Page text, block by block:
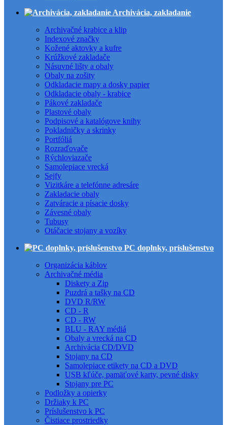
Archivácia, zakladanie
Archivačné krabice a klip
Indexové značky
Kožené aktovky a kufre
Krúžkové zakladače
Násuvné lišty a obaly
Obaly na zošity
Odkladacie mapy a dosky papier
Odkladacie obaly - krabice
Pákové zakladače
Plastové obaly
Podpisové a katalógove knihy
Pokladničky a skrinky
Portfóliá
Rozraďovače
Rýchloviazače
Samolepiace vrecká
Sejfy
Vizitkáre a telefónne adresáre
Zakladacie obaly
Zatváracie a písacie dosky
Závesné obaly
Tubusy
Otáčacie stojany a vozíky
PC doplnky, príslušenstvo
Organizácia káblov
Archivačné média
Diskety a Zip
Puzdrá a tašky na CD
DVD R/RW
CD - R
CD - RW
BLU - RAY médiá
Obaly a vrecká na CD
Archivácia CD/DVD
Stojany na CD
Samolepiace etikety na CD a DVD
USB kľúče, pamäťové karty, pevné disky
Stojany pre PC
Podložky a opierky
Držiaky k PC
Príslušenstvo k PC
Čistiace prostriedky